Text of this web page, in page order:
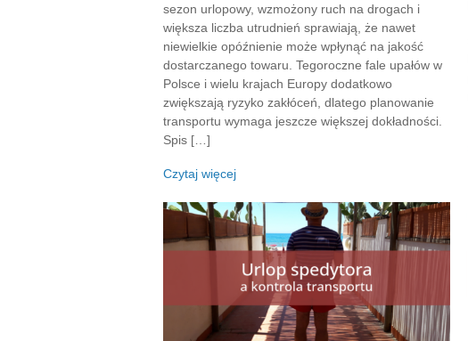
sezon urlopowy, wzmożony ruch na drogach i
większa liczba utrudnień sprawiają, że nawet
niewielkie opóźnienie może wpłynąć na jakość
dostarczanego towaru. Tegoroczne fale upałów w
Polsce i wielu krajach Europy dodatkowo
zwiększają ryzyko zakłóceń, dlatego planowanie
transportu wymaga jeszcze większej dokładności.
Spis […]
Czytaj więcej